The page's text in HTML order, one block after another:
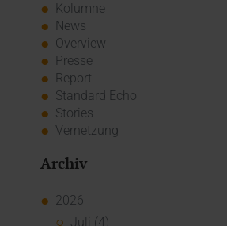
Kolumne
News
Overview
Presse
Report
Standard Echo
Stories
Vernetzung
Archiv
2026
Juli (4)